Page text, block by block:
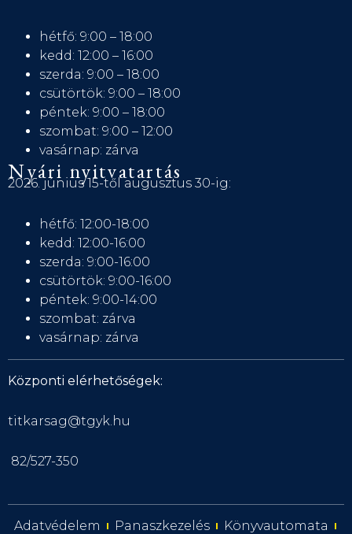
hétfő: 9:00 – 18:00
kedd: 12:00 – 16:00
szerda: 9:00 – 18:00
csütörtök: 9:00 – 18:00
péntek: 9:00 – 18:00
szombat: 9:00 – 12:00
vasárnap: zárva
Nyári nyitvatartás
2026. június 15-től augusztus 30-ig:
hétfő: 12:00-18:00
kedd: 12:00-16:00
szerda: 9:00-16:00
csütörtök: 9:00-16:00
péntek: 9:00-14:00
szombat: zárva
vasárnap: zárva
Központi elérhetőségek:
titkarsag@tgyk.hu
82/527-350
Adatvédelem Panaszkezelés
Könyvautomata